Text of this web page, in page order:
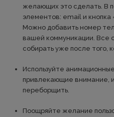
желающих это сделать. В
элементов: email и кнопка
Можно добавить номер
вашей коммуникации. Все
собирать уже после того,
Используйте
привлекающие внимание,
переборщить.
Поощряйте желание